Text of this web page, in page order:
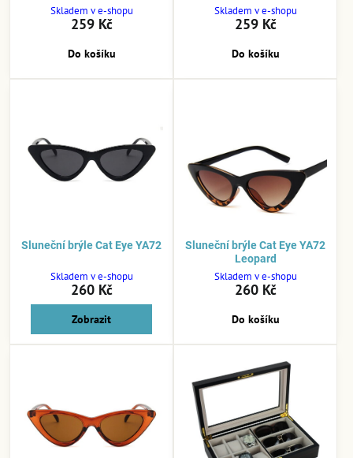
Skladem v e-shopu
259 Kč
Do košíku
Skladem v e-shopu
259 Kč
Do košíku
Sluneční brýle Cat Eye YA72
Skladem v e-shopu
260 Kč
Zobrazit
Sluneční brýle Cat Eye YA72
Leopard
Skladem v e-shopu
260 Kč
Do košíku